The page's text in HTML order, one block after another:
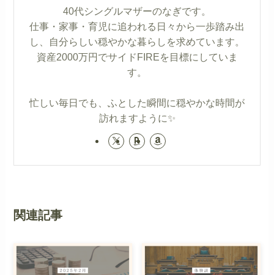
40代シングルマザーのなぎです。
仕事・家事・育児に追われる日々から一歩踏み出
し、自分らしい穏やかな暮らしを求めています。
資産2000万円でサイドFIREを目標にしていま
す。
忙しい毎日でも、ふとした瞬間に穏やかな時間が
訪れますように✨
関連記事